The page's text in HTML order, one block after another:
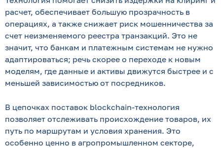
расчет, обеспечивает большую прозрачность в
операциях, а также снижает риск мошенничества за
счет неизменяемого реестра транзакций. Это не
значит, что банкам и платежным системам не нужно
адаптироваться; речь скорее о переходе к новым
моделям, где данные и активы движутся быстрее и с
меньшей зависимостью от посредников.
В цепочках поставок blockchain-технология
позволяет отслеживать происхождение товаров, их
путь по маршрутам и условия хранения. Это
особенно ценно в агропромышленном секторе,